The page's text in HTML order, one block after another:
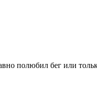
полюбил бег или